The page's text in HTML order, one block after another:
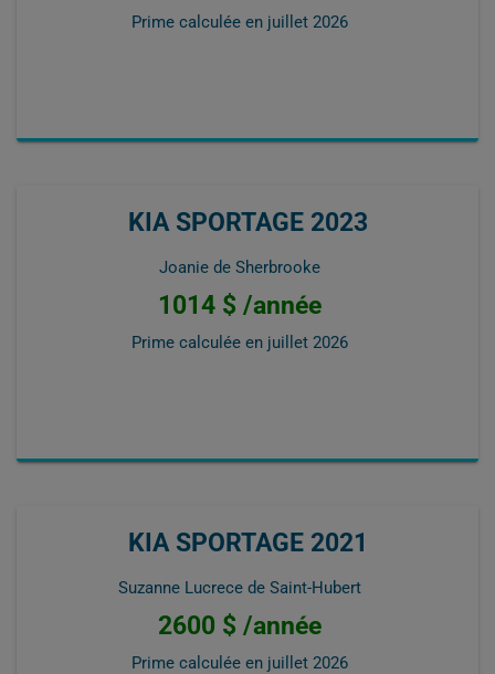
Prime calculée en juillet 2026
KIA SPORTAGE 2023
Joanie de Sherbrooke
1014 $ /année
Prime calculée en juillet 2026
KIA SPORTAGE 2021
Suzanne Lucrece de Saint-Hubert
2600 $ /année
Prime calculée en juillet 2026